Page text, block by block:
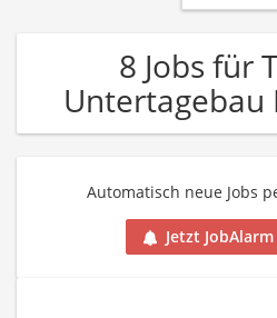
8 Jobs für
Untertagebau
Automatisch neue Jobs
Jetzt